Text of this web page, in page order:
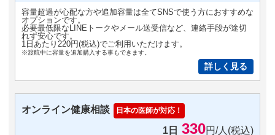
容量超過が心配な方や追加容量は全てSNSで使う方におすすめな
オプションです。
必要最低限なLINEトークやメール送受信など、連絡手段が途切
れず安心です。
1日あたり220円(税込)でご利用いただけます。
※渡航中に容量を追加購入する事もできます。
詳しく見る
オンライン健康相談 日本の医師が対応！
1日 330円/人(税込)